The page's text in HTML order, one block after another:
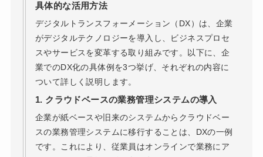
具体的な活用方法
デジタルトランスフォーメーション（DX）は、企業
がデジタルテクノロジーを導入し、ビジネスプロセ
スやサービスを変革する取り組みです。以下に、企
業でのDX化の具体例を3つ挙げ、それぞれの内容に
ついて詳しく説明します。
1. クラウドベースの業務管理システムの導入
企業が紙ベースや旧来のシステムからクラウドベー
スの業務管理システムに移行することは、DXの一例
です。これにより、従業員はオンラインで業務にア